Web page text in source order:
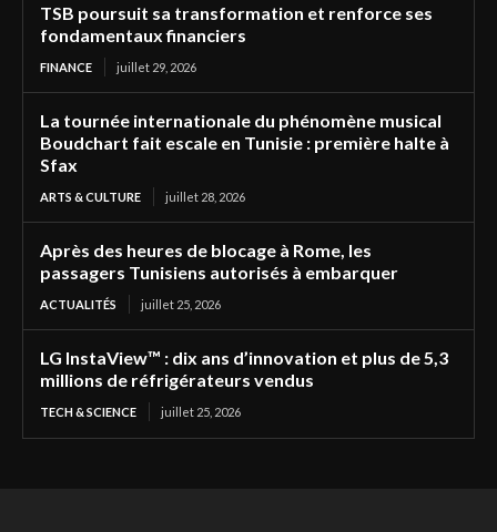
TSB poursuit sa transformation et renforce ses
fondamentaux financiers
FINANCE juillet 29, 2026
La tournée internationale du phénomène musical
Boudchart fait escale en Tunisie : première halte à
Sfax
ARTS & CULTURE juillet 28, 2026
Après des heures de blocage à Rome, les
passagers Tunisiens autorisés à embarquer
ACTUALITÉS juillet 25, 2026
LG InstaView™ : dix ans d’innovation et plus de 5,3
millions de réfrigérateurs vendus
TECH & SCIENCE juillet 25, 2026